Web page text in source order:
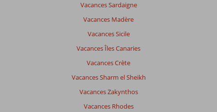
Vacances Sardaigne
Vacances Madère
Vacances Sicile
Vacances Îles Canaries
Vacances Crète
Vacances Sharm el Sheikh
Vacances Zakynthos
Vacances Rhodes